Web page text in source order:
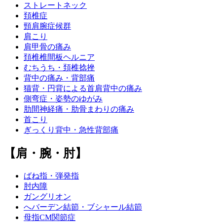
ストレートネック
頚椎症
頸肩腕症候群
肩こり
肩甲骨の痛み
頚椎椎間板ヘルニア
むちうち・頚椎捻挫
背中の痛み・背部痛
猫背・円背による首肩背中の痛み
側弯症・姿勢のゆがみ
肋間神経痛・肋骨まわりの痛み
首こり
ぎっくり背中・急性背部痛
【肩・腕・肘】
ばね指・弾発指
肘内障
ガングリオン
へバーデン結節・ブシャール結節
母指CM関節症